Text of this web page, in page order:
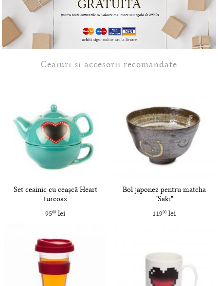
Ceaiuri si accesorii recomandate
Set ceainic cu ceașcă Heart
turcoaz
9500lei
Bol japonez pentru matcha
"Saki"
11900 lei